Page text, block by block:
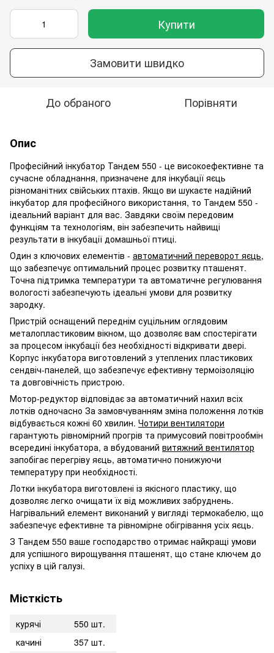
Купити
Замовити швидко
До обраного Порівняти
Опис
Професійний інкубатор Тандем 550 - це високоефективне та
сучасне обладнання, призначене для інкубації яєць
різноманітних свійських птахів. Якщо ви шукаєте надійний
інкубатор для професійного використання, то Тандем 550 -
ідеальний варіант для вас. Завдяки своїм передовим
функціям та технологіям, він забезпечить найвищі
результати в інкубації домашньої птиці.
Один з ключових елементів - автоматичний переворот яєць,
що забезпечує оптимальний процес розвитку пташенят.
Точна підтримка температури та автоматичне регулювання
вологості забезпечують ідеальні умови для розвитку
зародку.
Пристрій оснащений переднім суцільним оглядовим
металопластиковим вікном, що дозволяє вам спостерігати
за процесом інкубації без необхідності відкривати двері.
Корпус інкубатора виготовлений з утеплених пластикових
сендвіч-панелей, що забезпечує ефективну термоізоляцію
та довговічність пристрою.
Мотор-редуктор відповідає за автоматичний нахил всіх
лотків одночасно За замовчуванням зміна положення лотків
відбувається кожні 60 хвилин. Чотири вентилятори
гарантують рівномірний прогрів та примусовий повітрообмін
всередині інкубатора, а вбудований витяжний вентилятор
запобігає перегріву яєць, автоматично понижуючи
температуру при необхідності.
Лотки інкубатора виготовлені із якісного пластику, що
дозволяє легко очищати їх від можливих забруднень.
Нагрівальний елемент виконаний у вигляді термокабелю, що
забезпечує ефективне та рівномірне обігрівання усіх яєць.
З Тандем 550 ваше господарство отримає найкращі умови
для успішного вирощування пташенят, що стане ключем до
успіху в цій галузі.
Місткість
курячі
550 шт.
качині
357 шт.